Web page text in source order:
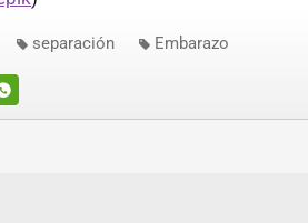
separación Embarazo